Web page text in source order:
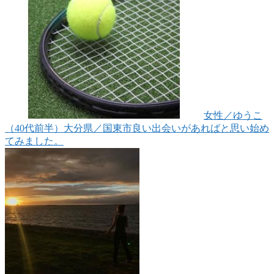
女性 ／ゆうこ
（40代前半） 大分県／国東市良い出会いがあればと思い始め
てみました。